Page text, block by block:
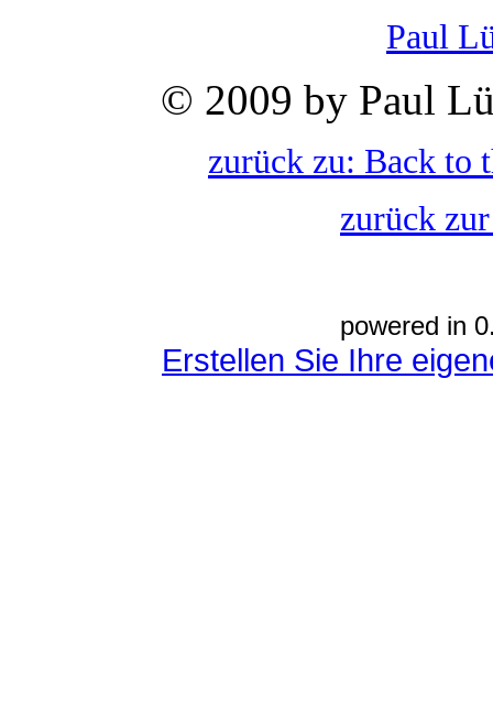
Paul
© 2009 by Paul
zurück zu: Back to
zurück
powered in
Erstellen Sie Ihre